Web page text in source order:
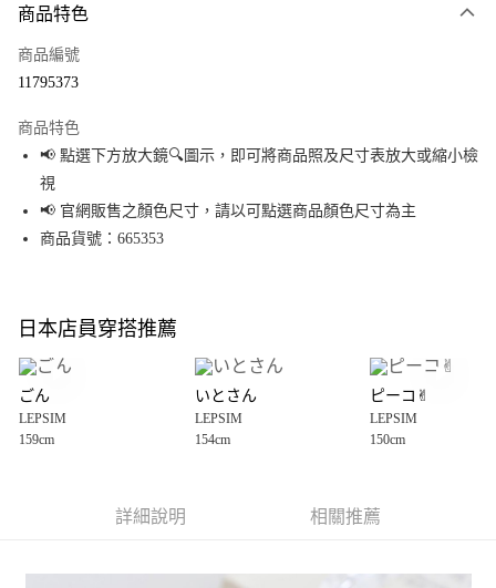
信用卡一次付款
Apple Pay
街口支付
悠遊付
全盈+PAY
大哥付你分期
【大哥付你分期使用說明】
1.本服務由台灣大哥大提供，台灣大哥大用戶可立即使用無須另外申請。
2.付款方式選擇「大哥付你分期」，訂單成立後會自動跳轉到大哥付的交易
3.實際核准額度、可分期數及費用金額請依後續交易確認頁面所載為準。
4.訂單成立30分鐘內，如未前往確認交易或遇審核未通過，訂單將自動取
AFTEE先享後付
３．安心：先確認商品／服務後，再付款。
每筆NT$80，滿NT$888(含以上)免運費
商品特色
商品編號
11795373
商品特色
📢 點選下方放大鏡🔍圖示，即可將商品照及尺寸表放大或縮小檢
視
📢 官網販售之顏色尺寸，請以可點選商品顏色尺寸為主
商品貨號：665353
日本店員穿搭推薦
ごん
LEPSIM
159cm
いとさん
LEPSIM
154cm
ピーコ✌︎
LEPSIM
150cm
詳細說明 相關推薦